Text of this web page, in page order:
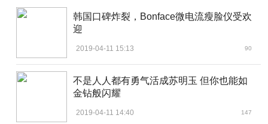
韩国口碑炸裂，Bonface微电流瘦脸仪受欢
迎
2019-04-11 15:13 90
不是人人都有勇气活成苏明玉 但你也能如
金钻般闪耀
2019-04-11 14:40 147